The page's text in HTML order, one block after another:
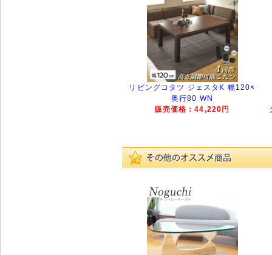
リビングコタツ ジェスタK 幅120×
奥行80 WN
販売価格：44,220円